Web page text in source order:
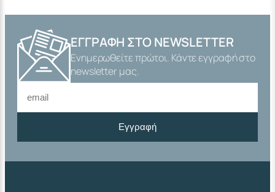
ΕΓΓΡΑΦΉ ΣΤΟ NEWSLETTER
Ενημερωθείτε πρώτοι. Κάντε εγγραφή στο
newsletter μας.
Εγγραφή